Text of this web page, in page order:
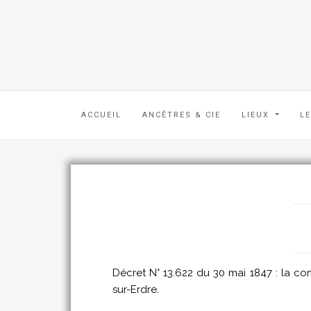
ACCUEIL ANCÊTRES & CIE LIEUX
Décret N° 13.622 du 30 mai 1847 : la
sur-Erdre.